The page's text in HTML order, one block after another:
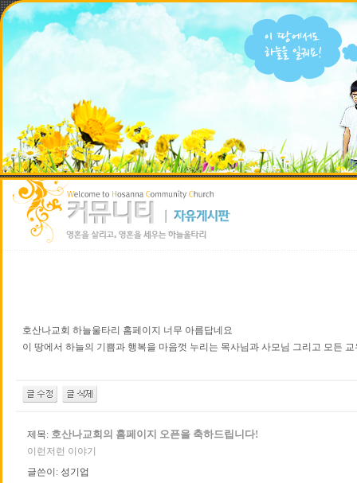
호산나교회 하늘울타리 홈페이지 너무 아름답네요
이 땅에서 하늘의 기쁨과 행복을 마음껏 누리는 목사님과 사모님 그리고 모든
제목: 호산나교회의 홈페이지 오픈을 축하드립니다!
이런저런 이야기
글쓴이: 성기업